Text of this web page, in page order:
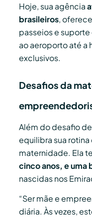
Hoje, sua agência
brasileiros,
passeios e
ao aeroporto até a
exclusivos.
Desafios da
Além do desafio
equilibra sua
maternidade. Ela
cinco anos, e uma
nascidas nos
“Ser mãe e
diária. Às vezes,